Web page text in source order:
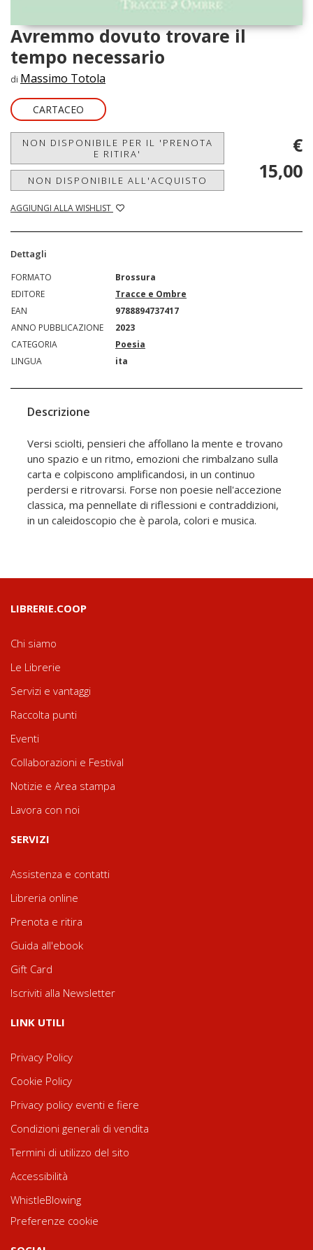
Avremmo dovuto trovare il
tempo necessario
di Massimo Totola
CARTACEO
NON DISPONIBILE PER IL 'PRENOTA
E RITIRA'
NON DISPONIBILE ALL'ACQUISTO
AGGIUNGI ALLA WISHLIST
€
15,00
Dettagli
FORMATO
Brossura
EDITORE
Tracce e Ombre
EAN
9788894737417
ANNO PUBBLICAZIONE
2023
CATEGORIA
Poesia
LINGUA
ita
Descrizione
Versi sciolti, pensieri che affollano la mente e trovano
uno spazio e un ritmo, emozioni che rimbalzano sulla
carta e colpiscono amplificandosi, in un continuo
perdersi e ritrovarsi. Forse non poesie nell'accezione
classica, ma pennellate di riflessioni e contraddizioni,
in un caleidoscopio che è parola, colori e musica.
LIBRERIE.COOP
Chi siamo
Le Librerie
Servizi e vantaggi
Raccolta punti
Eventi
Collaborazioni e Festival
Notizie e Area stampa
Lavora con noi
SERVIZI
Assistenza e contatti
Libreria online
Prenota e ritira
Guida all'ebook
Gift Card
Iscriviti alla Newsletter
LINK UTILI
Privacy Policy
Cookie Policy
Privacy policy eventi e fiere
Condizioni generali di vendita
Termini di utilizzo del sito
Accessibilità
WhistleBlowing
Preferenze cookie